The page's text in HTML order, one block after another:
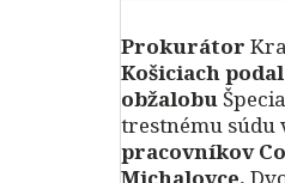
Prokurátor
Košiciach podal
obžalobu
trestnému súdu
pracovníkov